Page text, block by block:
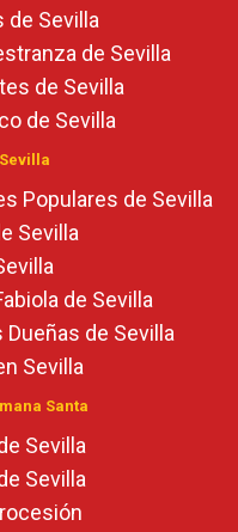
de Sevilla
de Sevilla
de Sevilla
de Sevilla
Populares de Sevilla
Sevilla
de Sevilla
Dueñas de Sevilla
Sevilla
Santa
Sevilla
Sevilla